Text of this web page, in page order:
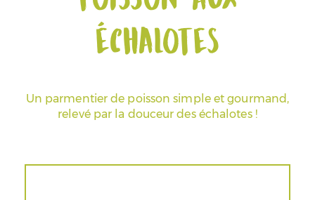
Espace Pros & Presse
échalotes
Un parmentier de poisson simple et gourmand,
relevé par la douceur des échalotes !